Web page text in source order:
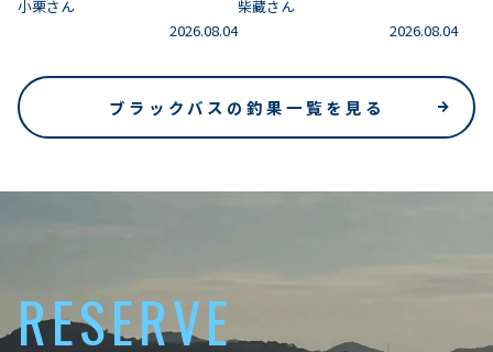
小栗さん
2026.08.04
柴藏さん
2026.08.04
ブラックバスの釣果一覧を見る
RESERVE